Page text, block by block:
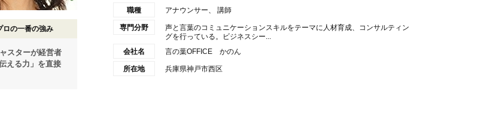
ロの一番の強み
スターが経営者
える力」を直接
職種 アナウンサー、 講師
専門分野
声と言葉のコミュニケーションスキルをテーマに人材育成、コンサルティン
グを行っている。ビジネスシー...
会社名
言の葉OFFICE かのん
所在地 兵庫県神戸市西区